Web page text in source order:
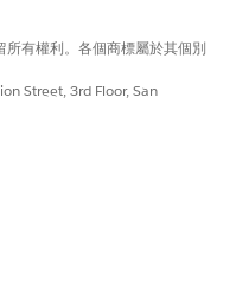
有權利。各個商標屬於其個別
Street, 3rd Floor, San